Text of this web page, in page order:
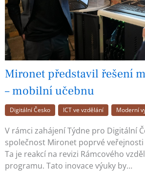
Mironet představil řešení
– mobilní učebnu
Digitální Česko ICT ve vzdělání Moderní
V rámci zahájení Týdne pro Digitální
společnost Mironet poprvé
Ta je reakcí na revizi Rámcového
programu. Tato inovace výuky by…